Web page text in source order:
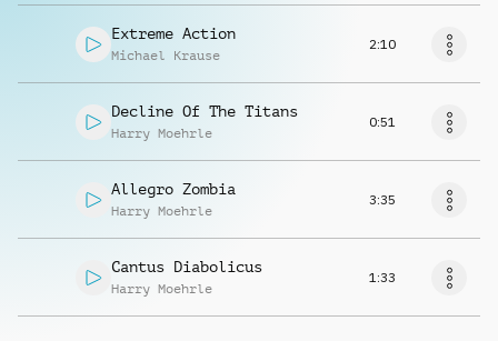
Extreme Action
Michael Krause
2:10
Decline Of The Titans
Harry Moehrle
0:51
Allegro Zombia
Harry Moehrle
3:35
Cantus Diabolicus
Harry Moehrle
1:33